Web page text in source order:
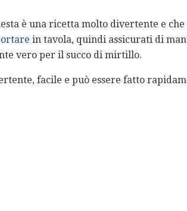
è una ricetta molto divertente e
in tavola, quindi assicurati di
vero per il succo di mirtillo.
facile e può essere fatto